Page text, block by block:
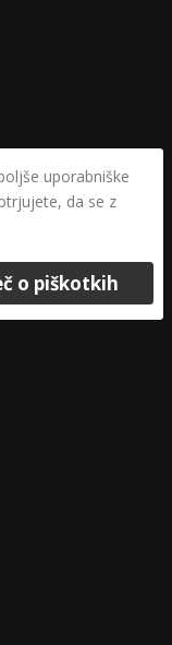
uporabniške
da se z
o piškotkih